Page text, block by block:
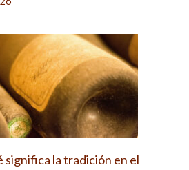
significa la tradición en el